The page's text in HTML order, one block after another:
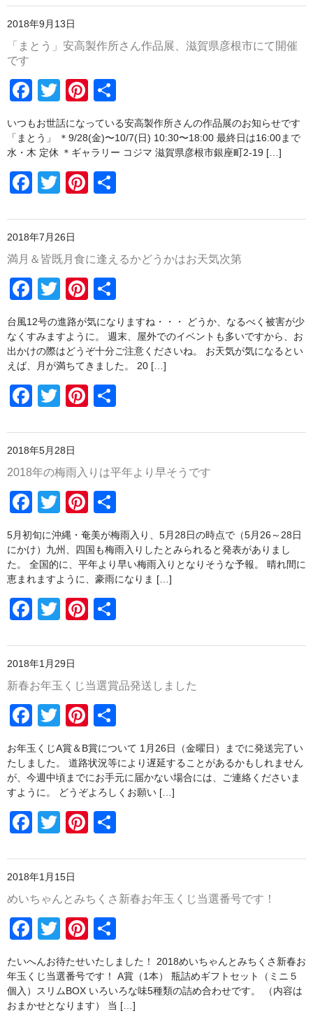
ピクルス
野菜セットご注文の前に必ずお読みください
野菜セットの包装・梱包について
送料込みパック
書籍
豆皿
白磁動物豆皿
野菜豆皿
豆鉢
ブローチ
同梱におすすめ
商品一覧
お支払方法・配送方法・送料について
会員ログインページ
お問い合わせ
送料について
k
c
e
b
o
o
k
tt
er
er
e
st
2018年9月13日
「まとう」安高製作所さん作品展、滋賀県彦根市にて開催
です
F
c
e
b
o
o
k
T
wi
tt
er
Pi
er
e
st
有
いつもお世話になっている安高製作所さんの作品展のお知らせです
「まとう」 ＊9/28(金)〜10/7(日) 10:30〜18:00 最終日は16:00まで
水・木 定休 ＊ギャラリー コジマ 滋賀県彦根市銀座町2-19 […]
F
c
e
b
o
o
k
T
tt
er
Pi
er
e
st
2018年7月26日
満月＆皆既月食に逢えるかどうかはお天気次第
F
a
c
e
b
o
k
T
wi
tt
er
Pi
nt
er
e
st
有
台風12号の進路が気になりますね・・・ どうか、なるべく被害が少
なくすみますように。 週末、屋外でのイベントも多いですから、お
出かけの際はどうぞ十分ご注意くださいね。 お天気が気になるとい
えば、月が満ちてきました。 20 […]
F
c
e
b
o
o
k
T
tt
er
Pi
er
e
st
2018年5月28日
2018年の梅雨入りは平年より早そうです
F
a
c
e
b
o
k
T
wi
tt
er
Pi
nt
er
e
st
有
5月初旬に沖縄・奄美が梅雨入り、5月28日の時点で（5月26～28日
にかけ）九州、四国も梅雨入りしたとみられると発表がありまし
た。 全国的に、平年より早い梅雨入りとなりそうな予報。 晴れ間に
恵まれますように、豪雨になりま […]
F
c
e
b
o
o
k
T
tt
er
Pi
er
e
st
2018年1月29日
新春お年玉くじ当選賞品発送しました
F
a
c
e
b
o
k
T
wi
tt
er
Pi
nt
er
e
st
お年玉くじA賞＆B賞について 1月26日（金曜日）までに発送完了い
たしました。 道路状況等により遅延することがあるかもしれません
が、今週中頃までにお手元に届かない場合には、ご連絡くださいま
すように。 どうぞよろしくお願い […]
F
c
e
b
o
o
k
T
tt
er
Pi
er
e
st
2018年1月15日
めいちゃんとみちくさ新春お年玉くじ当選番号です！
F
c
e
T
wi
tt
er
Pi
nt
er
e
有
たいへんお待たせいたしました！ 2018めいちゃんとみちくさ新春お
年玉くじ当選番号です！ A賞（1本） 瓶詰めギフトセット（ミニ５
個入）スリムBOX いろいろな味5種類の詰め合わせです。 （内容は
おまかせとなります） 当 […]